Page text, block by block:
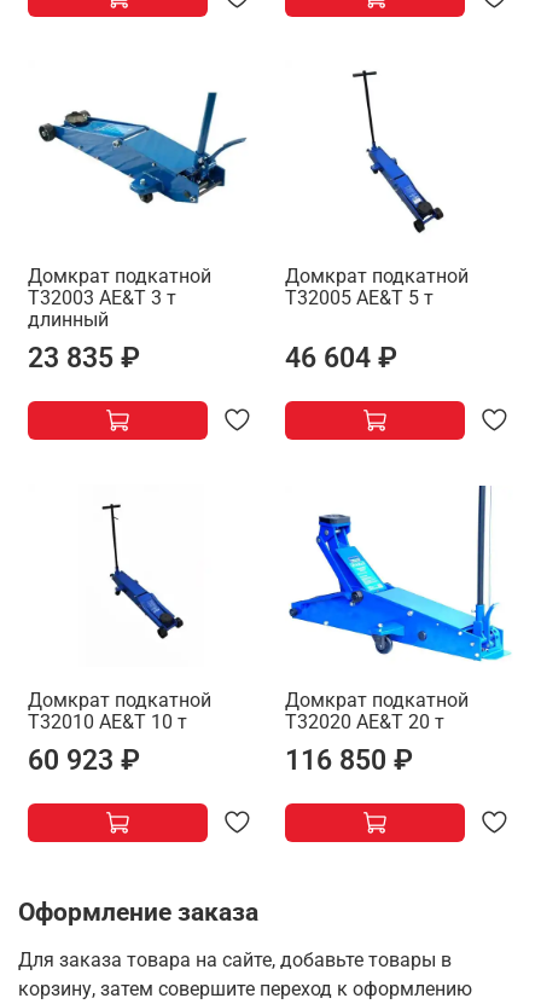
Домкрат подкатной
T32003 AE&T 3 т
длинный
23 835 ₽
Домкрат подкатной
T32005 AE&T 5 т
46 604 ₽
Домкрат подкатной
Т32010 AE&T 10 т
60 923 ₽
Домкрат подкатной
T32020 AE&T 20 т
116 850 ₽
Оформление заказа
Для заказа товара на сайте, добавьте товары в
корзину, затем совершите переход к оформлению